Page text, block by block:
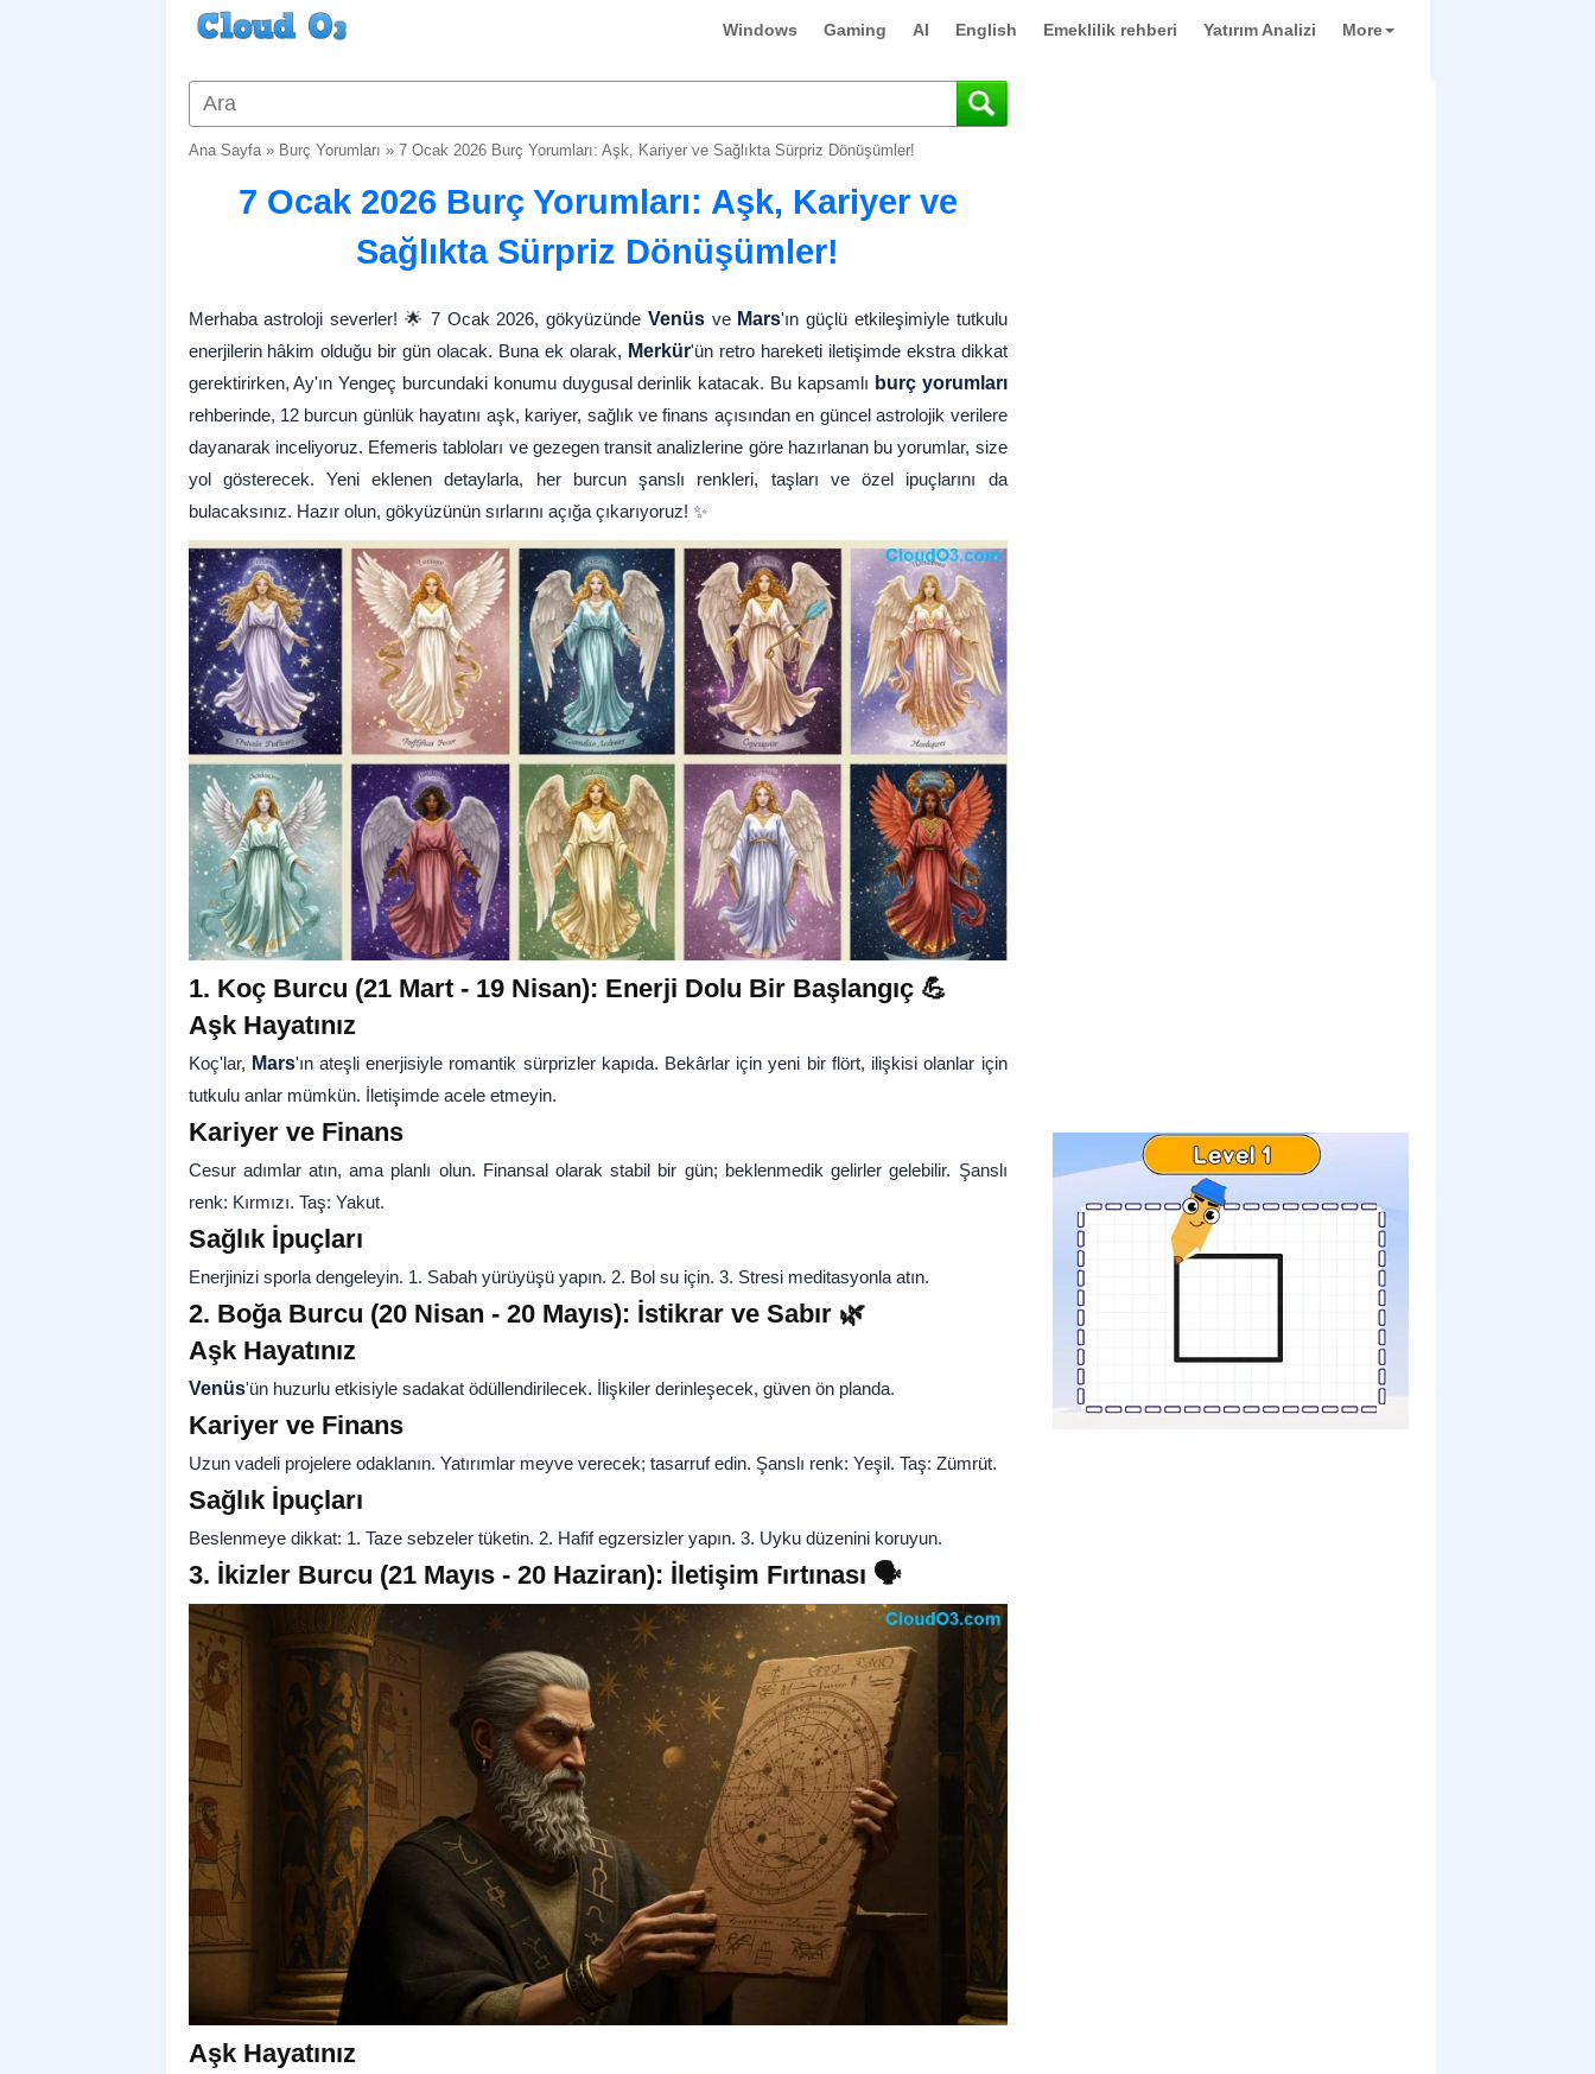
Windows Gaming AI English Emeklilik rehberi Yatırım Analizi More
Ana Sayfa» Burç Yorumları » 7 Ocak 2026 Burç Yorumları: Aşk, Kariyer ve Sağlıkta Sürpriz Dönüşümler!
7 Ocak 2026 Burç Yorumları: Aşk, Kariyer ve
Sağlıkta Sürpriz Dönüşümler!
Merhaba astroloji severler! 🌟 7 Ocak 2026, gökyüzünde Venüsve Mars'ın güçlü etkileşimiyle tutkulu
enerjilerin hâkim olduğu bir gün olacak. Buna ek olarak, Merkür'ün retro hareketi iletişimde ekstra dikkat
gerektirirken, Ay'ın Yengeç burcundaki konumu duygusal derinlik katacak. Bu kapsamlı burç yorumları
rehberinde, 12 burcun günlük hayatını aşk, kariyer, sağlık ve finans açısından en güncel astrolojik verilere
dayanarak inceliyoruz. Efemeris tabloları ve gezegen transit analizlerine göre hazırlanan bu yorumlar, size
yol gösterecek. Yeni eklenen detaylarla, her burcun şanslı renkleri, taşları ve özel ipuçlarını da
bulacaksınız. Hazır olun, gökyüzünün sırlarını açığa çıkarıyoruz! ✨
1. Koç Burcu (21 Mart - 19 Nisan): Enerji Dolu Bir Başlangıç 💪
Aşk Hayatınız
Koç'lar, Mars'ın ateşli enerjisiyle romantik sürprizler kapıda. Bekârlar için yeni bir flört, ilişkisi olanlar için
tutkulu anlar mümkün. İletişimde acele etmeyin.
Kariyer ve Finans
Cesur adımlar atın, ama planlı olun. Finansal olarak stabil bir gün; beklenmedik gelirler gelebilir. Şanslı
renk: Kırmızı. Taş: Yakut.
Sağlık İpuçları
Enerjinizi sporla dengeleyin. 1. Sabah yürüyüşü yapın. 2. Bol su için. 3. Stresi meditasyonla atın.
2. Boğa Burcu (20 Nisan - 20 Mayıs): İstikrar ve Sabır 🌿
Aşk Hayatınız
Venüs'ün huzurlu etkisiyle sadakat ödüllendirilecek. İlişkiler derinleşecek, güven ön planda.
Kariyer ve Finans
Uzun vadeli projelere odaklanın. Yatırımlar meyve verecek; tasarruf edin. Şanslı renk: Yeşil. Taş: Zümrüt.
Sağlık İpuçları
Beslenmeye dikkat: 1. Taze sebzeler tüketin. 2. Hafif egzersizler yapın. 3. Uyku düzenini koruyun.
3. İkizler Burcu (21 Mayıs - 20 Haziran): İletişim Fırtınası 🗣️
Aşk Hayatınız